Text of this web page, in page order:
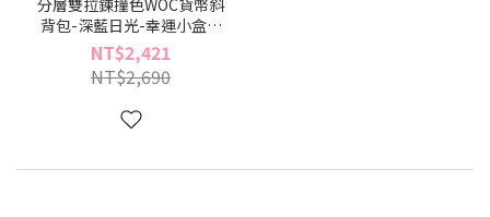
背包-深藍日光-幸運小盒系
列(BX96522-44)
NT$2,421
NT$2,690